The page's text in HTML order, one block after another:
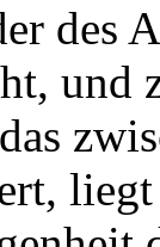
des
und